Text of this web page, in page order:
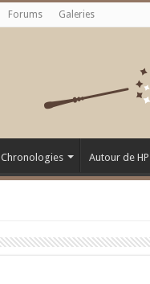
Forums Galeries
Chronologies Autour de HP